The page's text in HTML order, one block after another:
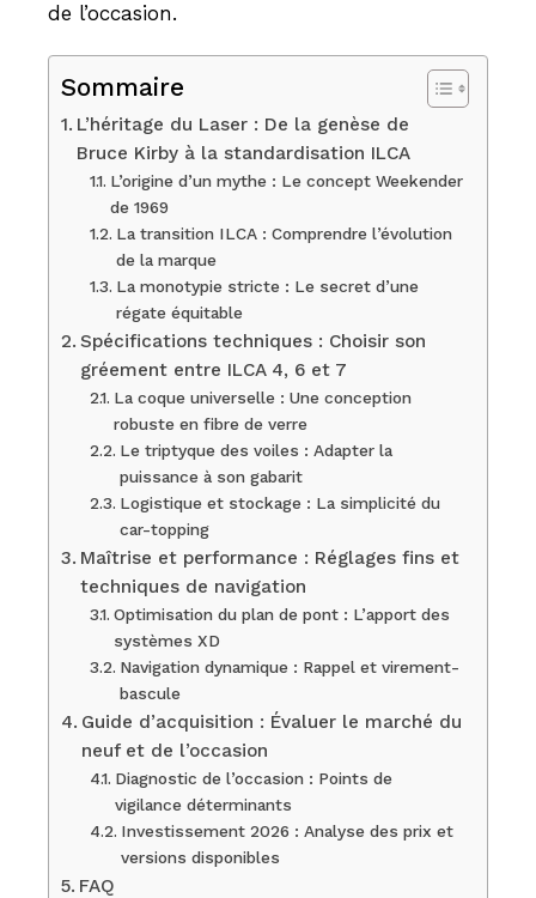
de l’occasion.
Sommaire
L’héritage du Laser : De la genèse de
Bruce Kirby à la standardisation ILCA
L’origine d’un mythe : Le concept Weekender
de 1969
La transition ILCA : Comprendre l’évolution
de la marque
La monotypie stricte : Le secret d’une
régate équitable
Spécifications techniques : Choisir son
gréement entre ILCA 4, 6 et 7
La coque universelle : Une conception
robuste en fibre de verre
Le triptyque des voiles : Adapter la
puissance à son gabarit
Logistique et stockage : La simplicité du
car-topping
Maîtrise et performance : Réglages fins et
techniques de navigation
Optimisation du plan de pont : L’apport des
systèmes XD
Navigation dynamique : Rappel et virement-
bascule
Guide d’acquisition : Évaluer le marché du
neuf et de l’occasion
Diagnostic de l’occasion : Points de
vigilance déterminants
Investissement 2026 : Analyse des prix et
versions disponibles
FAQ